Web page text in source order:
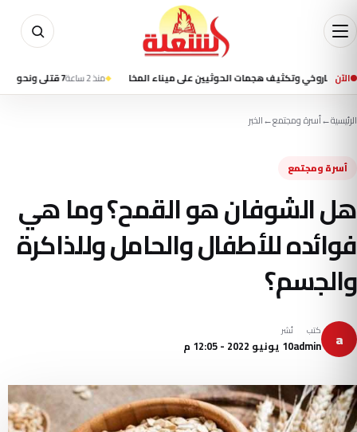
الآنهجمات الحوثيين على ميناء المخا منذ 2 ساعة
الرئيسية←أسرة ومجتمع←الخبر
أسرة ومجتمع
هل الشوفان هو القمح؟ وما هي
فوائده للأطفال والحامل وللذاكرة
والجسم؟
a كتب
admin
نُشر
10 يونيو 2022 - 12:05 م